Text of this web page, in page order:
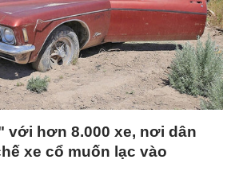
với hơn 8.000 xe, nơi dân
xe cổ muốn lạc vào